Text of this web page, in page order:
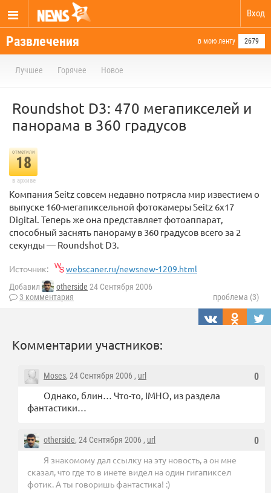
Вход
Развлечения в мою ленту 2679
Лучшее Горячее Новое
Roundshot D3: 470 мегапикселей и
панорама в 360 градусов
отметили
18
в архиве
Компания Seitz совсем недавно потрясла мир известием о
выпуске 160-мегапиксельной фотокамеры Seitz 6x17
Digital. Теперь же она представляет фотоаппарат,
способный заснять панораму в 360 градусов всего за 2
секунды — Roundshot D3.
Источник: webscaner.ru/newsnew-1209.html
Добавил otherside 24 Сентября 2006
3 комментария
проблема (3)
Комментарии участников:
0
Moses, 24 Сентября 2006 , url
Однако, блин… Что-то, IMHO, из раздела
фантастики…
0
otherside, 24 Сентября 2006 , url
Я знакомому дал ссылку на эту новость, а он мне
сказал, что где то в инете видел на один гигапиксел
фотик. А ты говоришь фантастика! :)